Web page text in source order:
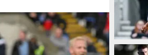
5 menit